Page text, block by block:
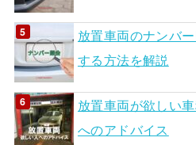
放置車両のナンバ
する方法を解説
放置車両が欲しい
へのアドバイス